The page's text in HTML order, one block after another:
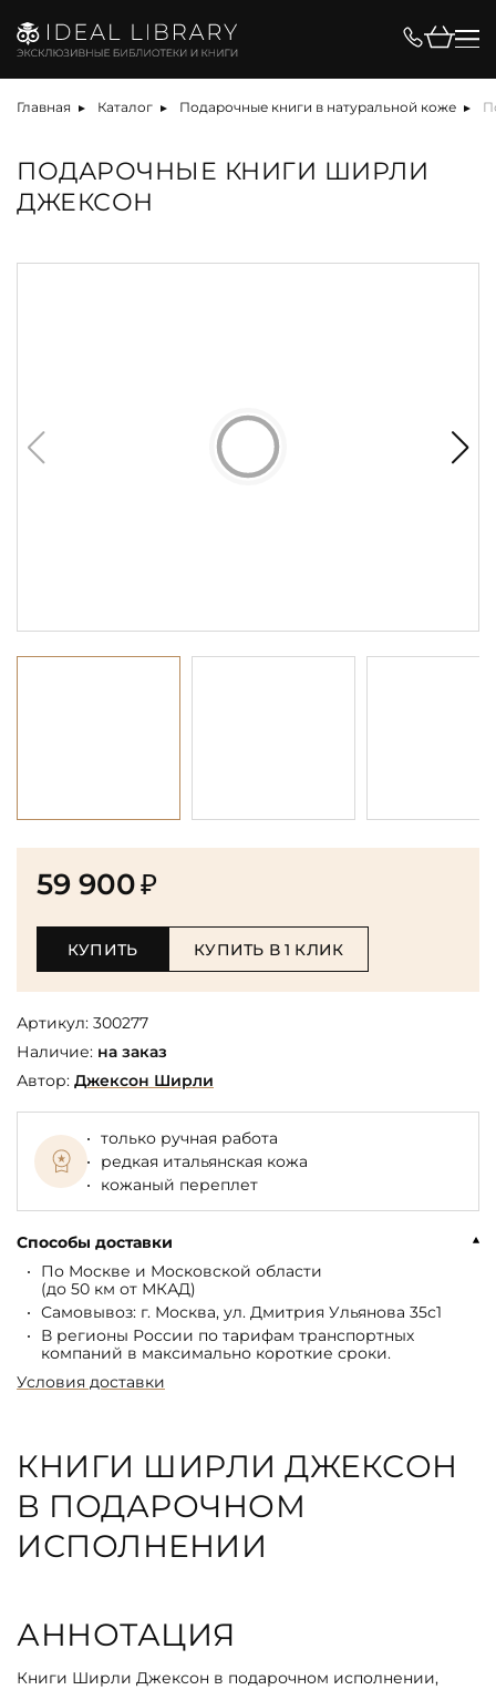
Главная Каталог Подарочные книги в натуральной коже
ПОДАРОЧНЫЕ КНИГИ ШИРЛИ
ДЖЕКСОН
59 900₽
КУПИТЬ КУПИТЬ В 1 КЛИК
Артикул: 300277
Наличие: на заказ
Автор: Джексон Ширли
только ручная работа
редкая итальянская кожа
кожаный переплет
Способы доставки
По Москве и Московской области
(до 50 км от МКАД)
Самовывоз: г. Москва, ул. Дмитрия Ульянова 35с1
В регионы России по тарифам транспортных
компаний в максимально короткие сроки.
Условия доставки
КНИГИ ШИРЛИ ДЖЕКСОН
В ПОДАРОЧНОМ
ИСПОЛНЕНИИ
АННОТАЦИЯ
Книги Ширли Джексон в подарочном исполнении,